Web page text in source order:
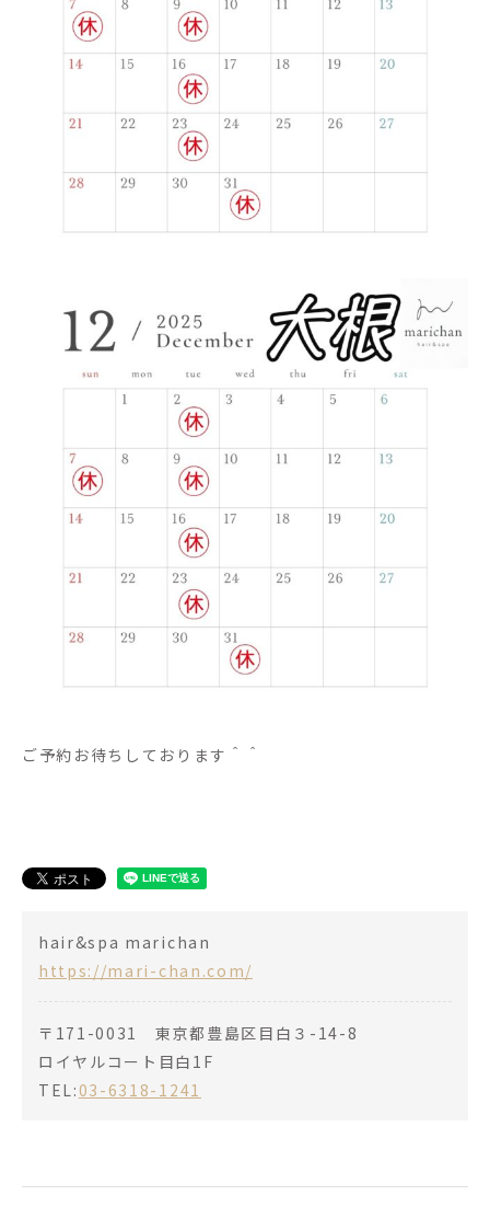
ご予約お待ちしております＾＾
hair&spa marichan
https://mari-chan.com/
〒171-0031 東京都豊島区目白３-14-8
ロイヤルコート目白1F
TEL:03-6318-1241